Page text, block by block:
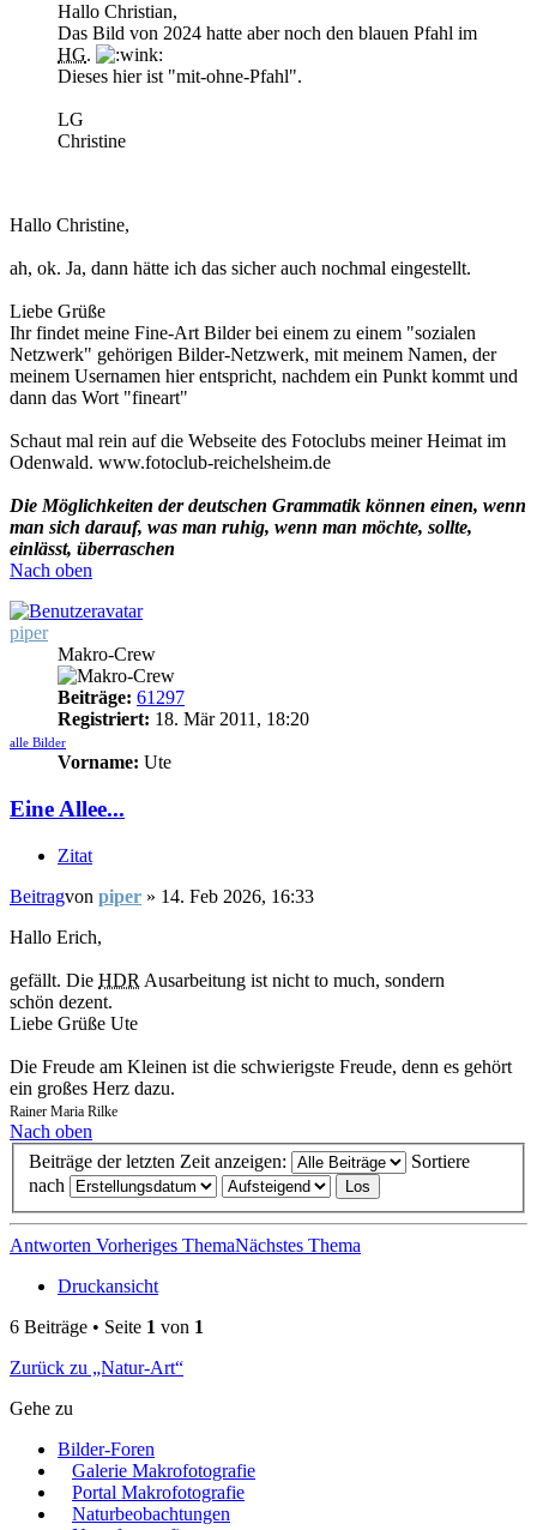
Hallo Christian,
Das Bild von 2024 hatte aber noch den blauen Pfahl im
HG.
Dieses hier ist "mit-ohne-Pfahl".
LG
Christine
Hallo Christine,
ah, ok. Ja, dann hätte ich das sicher auch nochmal eingestellt.
Liebe Grüße
Ihr findet meine Fine-Art Bilder bei einem zu einem "sozialen
Netzwerk" gehörigen Bilder-Netzwerk, mit meinem Namen, der
meinem Usernamen hier entspricht, nachdem ein Punkt kommt und
dann das Wort "fineart"
Schaut mal rein auf die Webseite des Fotoclubs meiner Heimat im
Odenwald. www.fotoclub-reichelsheim.de
Die Möglichkeiten der deutschen Grammatik können einen, wenn
man sich darauf, was man ruhig, wenn man möchte, sollte,
einlässt, überraschen
Nach oben
piper
Makro-Crew
Beiträge: 61297
Registriert: 18. Mär 2011, 18:20
alle Bilder
Vorname: Ute
Eine Allee...
Zitat
Beitragvon piper » 14. Feb 2026, 16:33
Hallo Erich,
gefällt. Die HDR Ausarbeitung ist nicht to much, sondern
schön dezent.
Liebe Grüße Ute
Die Freude am Kleinen ist die schwierigste Freude, denn es gehört
ein großes Herz dazu.
Rainer Maria Rilke
Nach oben
Beiträge der letzten Zeit anzeigen:
Sortiere
nach
Antworten Vorheriges ThemaNächstes Thema
Druckansicht
6 Beiträge • Seite 1 von 1
Zurück zu „Natur-Art“
Gehe zu
Bilder-Foren
Galerie Makrofotografie
Portal Makrofotografie
Naturbeobachtungen